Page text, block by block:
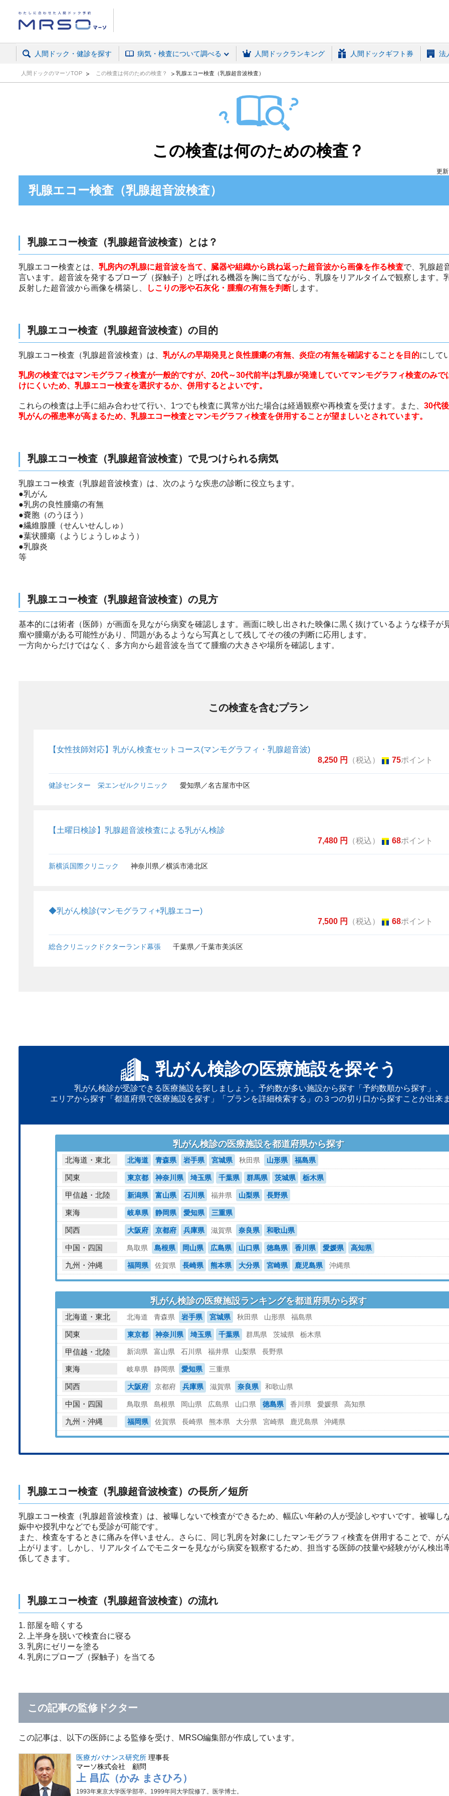
人間ドック・健診を探す 病気・検査について調べる 人間ドックランキング 人間ドックギフト券 法
人間ドックのマーソTOP この検査は何のための検査？ 乳腺エコー検査（乳腺超音波検査）
この検査は何のための検査？
更
乳腺エコー検査（乳腺超音波検査）
乳腺エコー検査（乳腺超音波検査）とは？
乳腺エコー検査とは、 乳房内の乳腺に超音波を当て、臓器や組織から跳ね返った超音波から画像を作る検査で、乳腺超
言います。超音波を発するプローブ（探触子）と呼ばれる機器を胸に当てながら、乳腺をリアルタイムで観察します。
反射した超音波から画像を構築し、
しこりの形や石灰化・腫瘤の有無を判断します。
乳腺エコー検査（乳腺超音波検査）の目的
乳腺エコー検査（乳腺超音波検査）は、 乳がんの早期発見と良性腫瘍の有無、炎症の有無を確認することを目的にして
乳房の検査ではマンモグラフィ検査が一般的ですが、20代～30代前半は乳腺が発達していてマンモグラフィ検査のみで
けにくいため、乳腺エコー検査を選択するか、併用するとよいです。
これらの検査は上手に組み合わせて行い、1つでも検査に異常が出た場合は経過観察や再検査を受けます。また、 30代
乳がんの罹患率が高まるため、乳腺エコー検査とマンモグラフィ検査を併用することが望ましいとされています。
乳腺エコー検査（乳腺超音波検査）で見つけられる病気
乳腺エコー検査（乳腺超音波検査）は、次のような疾患の診断に役立ちます。
●乳がん
●乳房の良性腫瘍の有無
●嚢胞（のうほう）
●繊維腺腫（せんいせんしゅ）
●葉状腫瘍（ようじょうしゅよう）
●乳腺炎
等
乳腺エコー検査（乳腺超音波検査）の見方
基本的には術者（医師）が画面を見ながら病変を確認します。画面に映し出された映像に黒く抜けているような様子が
瘤や腫瘍がある可能性があり、問題があるようなら写真として残してその後の判断に応用します。
一方向からだけではなく、多方向から超音波を当てて腫瘤の大きさや場所を確認します。
この検査を含むプラン
【女性技師対応】乳がん検査セットコース(マンモグラフィ・乳腺超音波)
8,250 円
（税込） 75ポイント
健診センター 栄エンゼルクリニック 愛知県／名古屋市中区
【土曜日検診】乳腺超音波検査による乳がん検診
7,480 円
（税込） 68ポイント
新横浜国際クリニック 神奈川県／横浜市港北区
◆乳がん検診(マンモグラフィ+乳腺エコー)
7,500 円
（税込） 68ポイント
総合クリニックドクターランド幕張 千葉県／千葉市美浜区
乳がん検診の医療施設を探そう
乳がん検診が受診できる医療施設を探しましょう。予約数が多い施設から探す「予約数順から探す」、
エリアから探す「都道府県で医療施設を探す」「プランを詳細検索する」の３つの切り口から探すことが出来
乳がん検診の医療施設を都道府県から探す
北海道・東北 北海道 青森県 岩手県 宮城県 秋田県 山形県 福島県
関東 東京都 神奈川県 埼玉県 千葉県 群馬県 茨城県 栃木県
甲信越・北陸 新潟県 富山県 石川県 福井県 山梨県 長野県
東海 岐阜県 静岡県 愛知県 三重県
関西 大阪府 京都府 兵庫県 滋賀県 奈良県 和歌山県
中国・四国 鳥取県 島根県 岡山県 広島県 山口県 徳島県 香川県 愛媛県 高知県
九州・沖縄 福岡県 佐賀県 長崎県 熊本県 大分県 宮崎県 鹿児島県 沖縄県
乳がん検診の医療施設ランキングを都道府県から探す
北海道・東北 北海道 青森県 岩手県 宮城県 秋田県 山形県 福島県
関東 東京都 神奈川県 埼玉県 千葉県 群馬県 茨城県 栃木県
甲信越・北陸 新潟県 富山県 石川県 福井県 山梨県 長野県
東海 岐阜県 静岡県 愛知県 三重県
関西 大阪府 京都府 兵庫県 滋賀県 奈良県 和歌山県
中国・四国 鳥取県 島根県 岡山県 広島県 山口県 徳島県 香川県 愛媛県 高知県
九州・沖縄 福岡県 佐賀県 長崎県 熊本県 大分県 宮崎県 鹿児島県 沖縄県
乳腺エコー検査（乳腺超音波検査）の長所／短所
乳腺エコー検査（乳腺超音波検査）は、被曝しないで検査ができるため、幅広い年齢の人が受診しやすいです。被曝し
娠中や授乳中などでも受診が可能です。
また、検査をするときに痛みを伴いません。さらに、同じ乳房を対象にしたマンモグラフィ検査を併用することで、が
上がります。しかし、リアルタイムでモニターを見ながら病変を観察するため、担当する医師の技量や経験ががん検出
係してきます。
乳腺エコー検査（乳腺超音波検査）の流れ
1. 部屋を暗くする
2. 上半身を脱いで検査台に寝る
3. 乳房にゼリーを塗る
4. 乳房にプローブ（探触子）を当てる
この記事の監修ドクター
この記事は、以下の医師による監修を受け、MRSO編集部が作成しています。
医療ガバナンス研究所 理事長
マーソ株式会社 顧問
上 昌広（かみ まさひろ）
1993年東京大学医学部卒。1999年同大学院修了。医学博士。